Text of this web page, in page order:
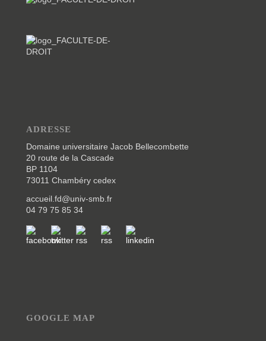
ADRESSE
Domaine universitaire Jacob Bellecombette
20 route de la Cascade
BP 1104
73011 Chambéry cedex
accueil.fd@univ-smb.fr
04 79 75 85 34
GOOGLE MAP